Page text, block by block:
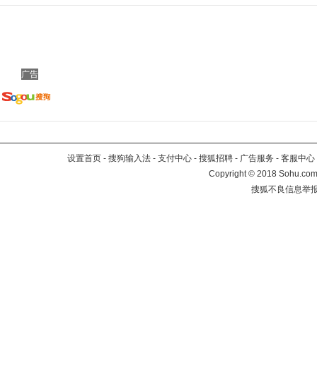
广告
设置首页 - 搜狗输入法 - 支付中心 - 搜狐招聘 - 广告服务 - 客服中心
Copyright©2018
搜狐不良信息举